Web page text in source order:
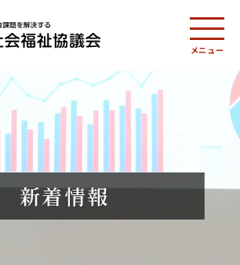
メニュー
新着情報